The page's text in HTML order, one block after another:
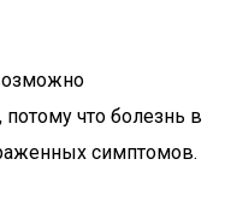
потому что болезнь в
симптомов.